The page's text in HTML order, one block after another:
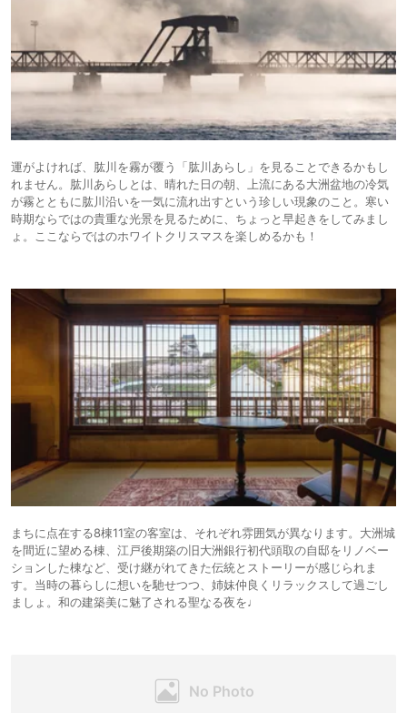
運がよければ、肱川を霧が覆う「肱川あらし」を見ることできるかもし
れません。肱川あらしとは、晴れた日の朝、上流にある大洲盆地の冷気
が霧とともに肱川沿いを一気に流れ出すという珍しい現象のこと。寒い
時期ならではの貴重な光景を見るために、ちょっと早起きをしてみまし
ょ。ここならではのホワイトクリスマスを楽しめるかも！
まちに点在する8棟11室の客室は、それぞれ雰囲気が異なります。大洲城
を間近に望める棟、江戸後期築の旧大洲銀行初代頭取の自邸をリノベー
ションした棟など、受け継がれてきた伝統とストーリーが感じられま
す。当時の暮らしに想いを馳せつつ、姉妹仲良くリラックスして過ごし
ましょ。和の建築美に魅了される聖なる夜を♩